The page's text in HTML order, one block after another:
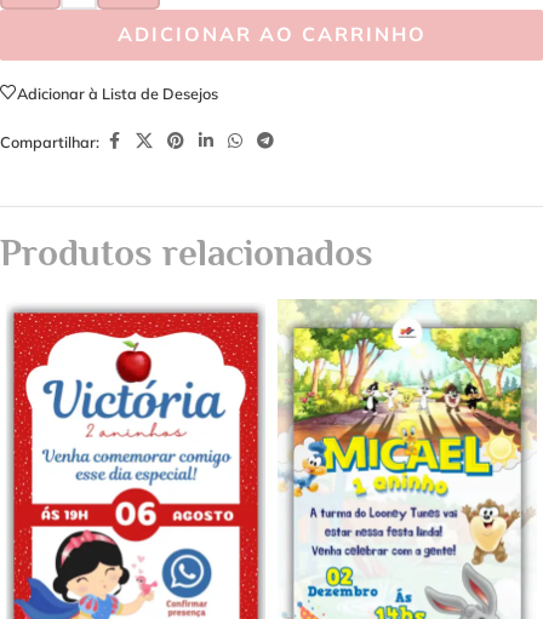
ADICIONAR AO CARRINHO
Adicionar à Lista de Desejos
Compartilhar:
Produtos relacionados